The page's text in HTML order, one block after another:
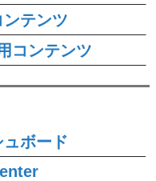
テンツ
コンテンツ
ボード